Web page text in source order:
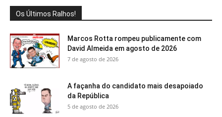
Os Últimos Ralhos!
Marcos Rotta rompeu publicamente com
David Almeida em agosto de 2026
7 de agosto de 2026
A façanha do candidato mais desapoiado
da República
5 de agosto de 2026